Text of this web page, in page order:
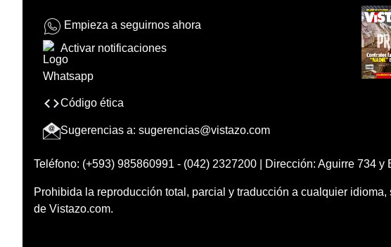
Empieza a seguirnos ahora
Activar notificaciones
Código ética
Sugerencias a: sugerencias@vistazo.com
Teléfono: (+593) 985860991 - (042) 2327200 | Dirección: Aguirre 734 y
Prohibida la reproducción total, parcial y traducción a cualquier
de Vistazo.com.